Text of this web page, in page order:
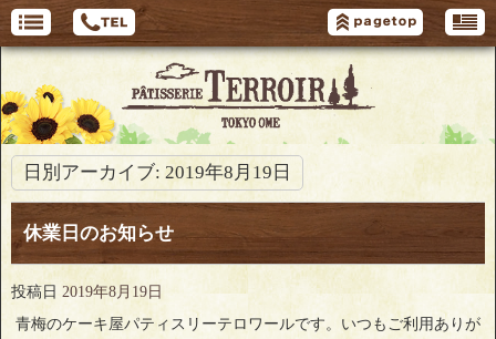
日別アーカイブ: 2019年8月19日
休業日のお知らせ
投稿日 2019年8月19日
青梅のケーキ屋パティスリーテロワールです。いつもご利用ありが